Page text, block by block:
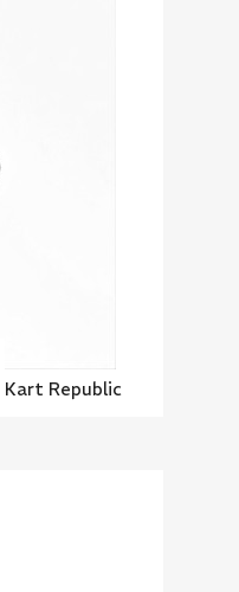
Republic